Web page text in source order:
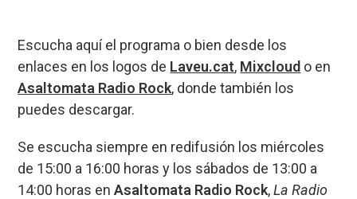
Escucha aquí el programa o bien desde los
enlaces en los logos de Laveu.cat, Mixcloud o en
Asaltomata Radio Rock, donde también los
puedes descargar.
Se escucha siempre en redifusión los miércoles
de 15:00 a 16:00 horas y los sábados de 13:00 a
14:00 horas enAsaltomata Radio Rock,La Radio